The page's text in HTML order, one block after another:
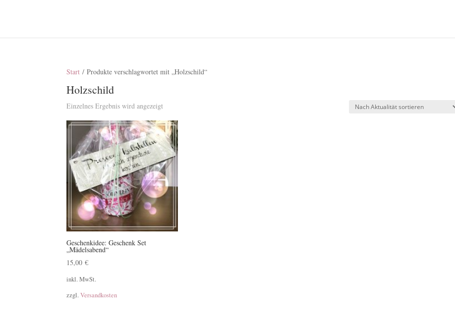
Start / Produkte verschlagwortet mit „Holzschild“
Holzschild
Einzelnes Ergebnis wird angezeigt
Geschenkidee: Geschenk Set
„Mädelsabend“
15,00€
inkl. MwSt.
zzgl.Versandkosten